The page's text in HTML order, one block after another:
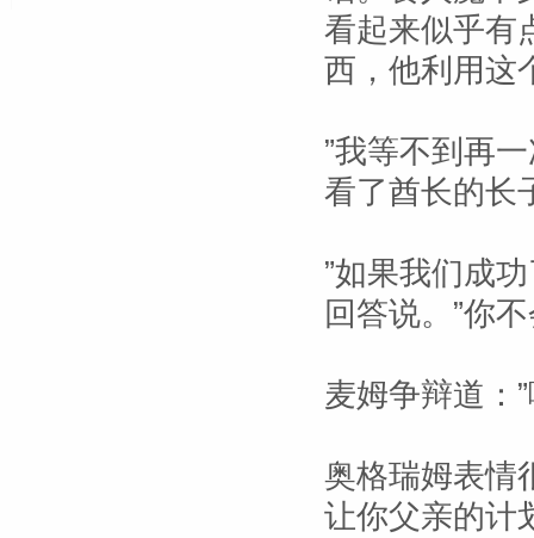
看起来似乎有
西，他利用这
”我等不到再
看了酋长的长
”如果我们成
回答说。”你
麦姆争辩道：
奥格瑞姆表情
让你父亲的计